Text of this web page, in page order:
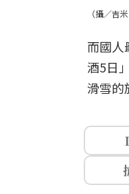
（攝／吉米
而國人
酒5日
滑雪的